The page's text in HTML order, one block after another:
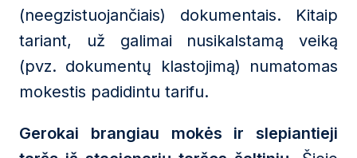
(neegzistuojančiais) dokumentais. Kitaip
tariant, už galimai nusikalstamą veiką
(pvz. dokumentų klastojimą) numatomas
mokestis padidintu tarifu.
Gerokai brangiau mokės ir slepiantieji